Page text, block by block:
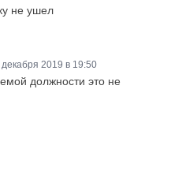
не ушел
декабря 2019 в 19:50
должности это не